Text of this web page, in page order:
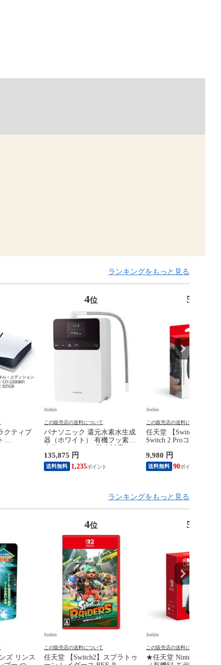
ランキングをもっと見る
クティブ
4位
Joshin
この販売店の送料について
パナソニック 還元水素水生成
器（ホワイト） 有機フッ素化
Panasonic TK-HS71-W 【返品
種別A】
135,875 円
送料無料 1,235
5
Joshin
この販売店の送料について
任天堂 【Switch2】
Switch 2 Proコントロー
トローラー 【返品種別
9,980 円
送料無料 90
ランキングをもっと見る
ズ リンス
4位
Joshin
この販売店の送料について
任天堂 【Switch2】スプラトゥ
5
Joshin
この販売店の送料について
★任天堂 Nintendo